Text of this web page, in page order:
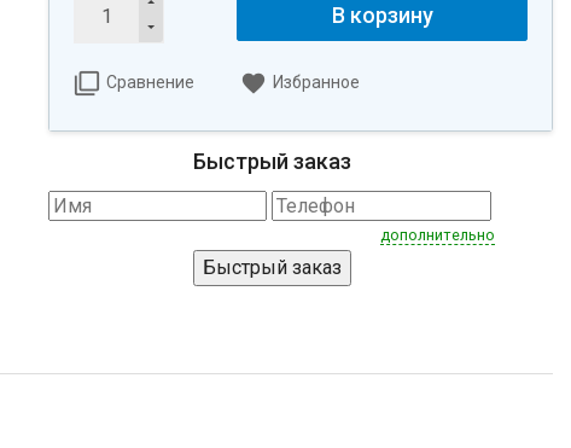
В корзину
Сравнение Избранное
Быстрый заказ
дополнительно